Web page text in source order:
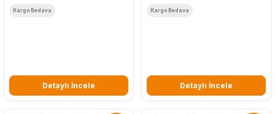
Kargo Bedava
Detaylı İncele
Kargo Bedava
Detaylı İncele